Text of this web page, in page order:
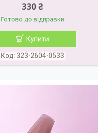
330 ₴
Готово до відправки
Купити
323-2604-0533